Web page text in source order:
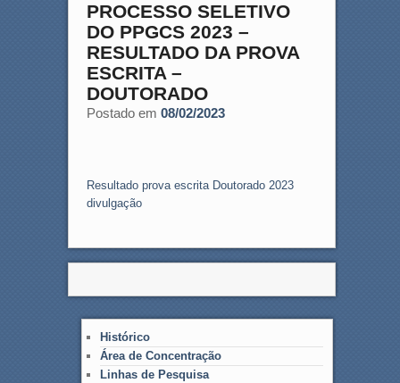
PROCESSO SELETIVO
DO PPGCS 2023 –
RESULTADO DA PROVA
ESCRITA –
DOUTORADO
Postado em 08/02/2023
Resultado prova escrita Doutorado 2023
divulgação
Histórico
Área de Concentração
Linhas de Pesquisa